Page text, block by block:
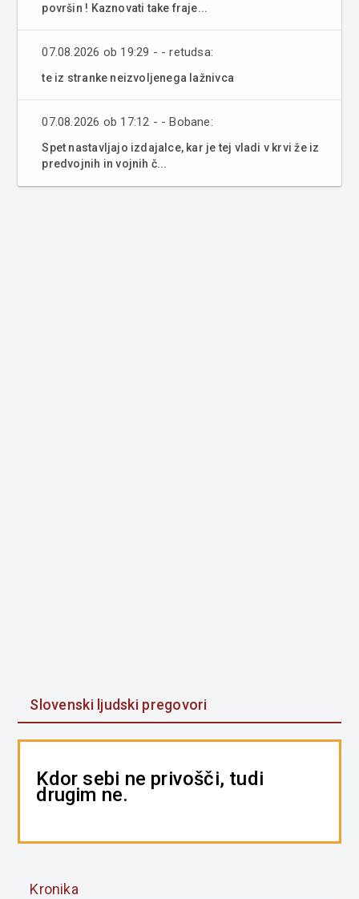
površin ! Kaznovati take fraje...
07.08.2026 ob 19:29 - - retudsa:
te iz stranke neizvoljenega lažnivca
07.08.2026 ob 17:12 - - Bobane:
Spet nastavljajo izdajalce, kar je tej vladi v krvi že iz
predvojnih in vojnih č...
Slovenski ljudski pregovori
Kdor sebi ne privošči, tudi
drugim ne.
Kronika